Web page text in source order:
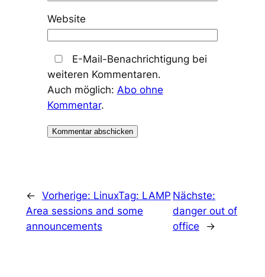
Website
E-Mail-Benachrichtigung bei
weiteren Kommentaren.
Auch möglich: Abo ohne
Kommentar.
← Vorherige: LinuxTag: LAMP
Area sessions and some
announcements
Nächste:
danger out of
office
→